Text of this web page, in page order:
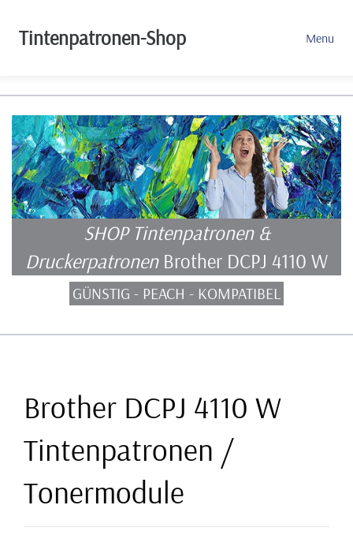
Tintenpatronen-Shop Menu
SHOP Tintenpatronen &
Druckerpatronen Brother DCPJ 4110 W
GÜNSTIG - PEACH - KOMPATIBEL
Brother DCPJ 4110 W
Tintenpatronen /
Tonermodule